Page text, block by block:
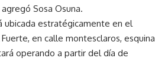
Sosa Osuna.
ubicada estratégicamente en el
en calle montesclaros, esquina
operando a partir del día de